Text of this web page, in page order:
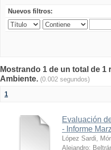
Nuevos filtros:
Mostrando 1 de un total de
Ambiente. (0.002 segundos)
1
Evaluación
- Informe
López Sardi,
Alejandro;